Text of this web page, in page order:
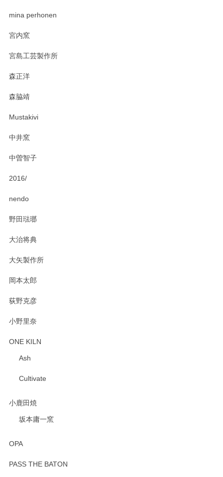
おかけしました。 ありがとうございます。
mina perhonen
宮内窯
宮島工芸製作所
森正洋
森脇靖
Mustakivi
中井窯
中曽智子
2016/
nendo
野田琺瑯
大治将典
大矢製作所
岡本太郎
荻野克彦
小野里奈
ONE KILN
Ash
Cultivate
小鹿田焼
坂本庸一窯
OPA
PASS THE BATON